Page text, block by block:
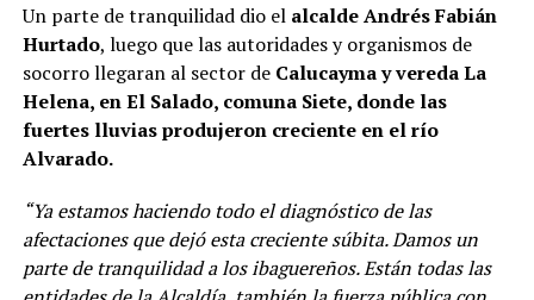
Un parte de tranquilidad dio el alcalde Andrés Fabián
Hurtado, luego que las autoridades y organismos de
socorro llegaran al sector de Calucayma y vereda La
Helena, en El Salado, comuna Siete, donde las
fuertes lluvias produjeron creciente en el río
Alvarado.
“Ya estamos haciendo todo el diagnóstico de las
afectaciones que dejó esta creciente súbita. Damos un
parte de tranquilidad a los ibaguereños. Están todas las